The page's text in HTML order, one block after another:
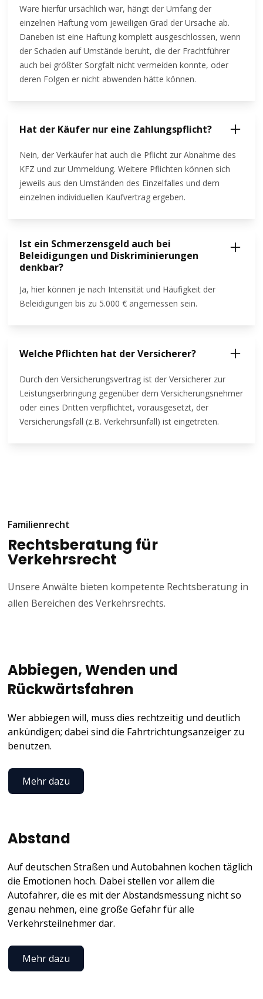
Ware hierfür ursächlich war, hängt der Umfang der
einzelnen Haftung vom jeweiligen Grad der Ursache ab.
Daneben ist eine Haftung komplett ausgeschlossen, wenn
der Schaden auf Umstände beruht, die der Frachtführer
auch bei größter Sorgfalt nicht vermeiden konnte, oder
deren Folgen er nicht abwenden hätte können.
Hat der Käufer nur eine Zahlungspflicht?
Nein, der Verkäufer hat auch die Pflicht zur Abnahme des
KFZ und zur Ummeldung. Weitere Pflichten können sich
jeweils aus den Umständen des Einzelfalles und dem
einzelnen individuellen Kaufvertrag ergeben.
Ist ein Schmerzensgeld auch bei
Beleidigungen und Diskriminierungen
denkbar?
Ja, hier können je nach Intensität und Häufigkeit der
Beleidigungen bis zu 5.000 € angemessen sein.
Welche Pflichten hat der Versicherer?
Durch den Versicherungsvertrag ist der Versicherer zur
Leistungserbringung gegenüber dem Versicherungsnehmer
oder eines Dritten verpflichtet, vorausgesetzt, der
Versicherungsfall (z.B. Verkehrsunfall) ist eingetreten.
Familienrecht
Rechtsberatung für
Verkehrsrecht
Unsere Anwälte bieten kompetente Rechtsberatung in
allen Bereichen des Verkehrsrechts.
Abbiegen, Wenden und
Rückwärtsfahren
Wer abbiegen will, muss dies rechtzeitig und deutlich
ankündigen; dabei sind die Fahrtrichtungsanzeiger zu
benutzen.
Mehr dazu
Abstand
Auf deutschen Straßen und Autobahnen kochen täglich
die Emotionen hoch. Dabei stellen vor allem die
Autofahrer, die es mit der Abstandsmessung nicht so
genau nehmen, eine große Gefahr für alle
Verkehrsteilnehmer dar.
Mehr dazu